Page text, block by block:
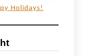
Holidays!